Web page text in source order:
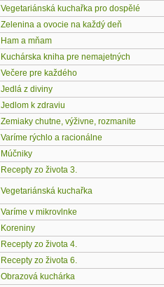
Vegetariánská kuchařka pro dospělé
Zelenina a ovocie na každý deň
Ham a mňam
Kuchárska kniha pre nemajetných
Večere pre každého
Jedlá z diviny
Jedlom k zdraviu
Zemiaky chutne, výživne, rozmanite
Varíme rýchlo a racionálne
Múčniky
Recepty zo života 3.
Vegetariánská kuchařka
Varíme v mikrovlnke
Koreniny
Recepty zo života 4.
Recepty zo života 6.
Obrazová kuchárka